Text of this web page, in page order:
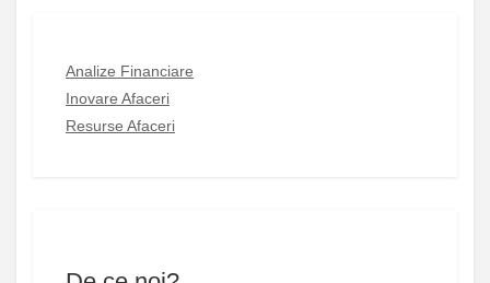
Analize Financiare
Inovare Afaceri
Resurse Afaceri